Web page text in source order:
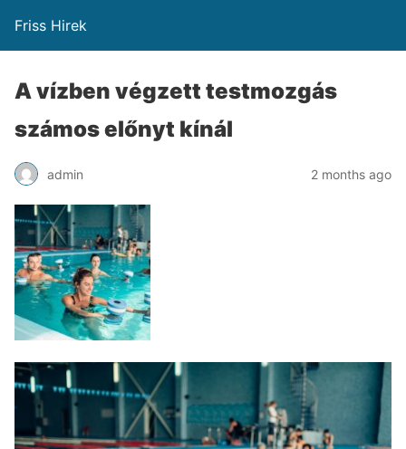
Friss Hirek
A vízben végzett testmozgás
számos előnyt kínál
admin 2 months ago